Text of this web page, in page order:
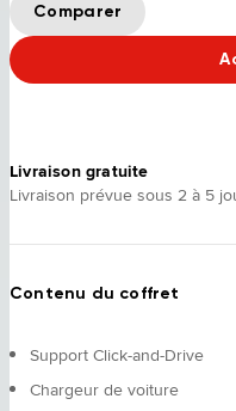
Comparer
Livraison gratuite
Livraison prévue sous 2 à 5
Contenu du coffret
Support Click-and-Drive
Chargeur de voiture